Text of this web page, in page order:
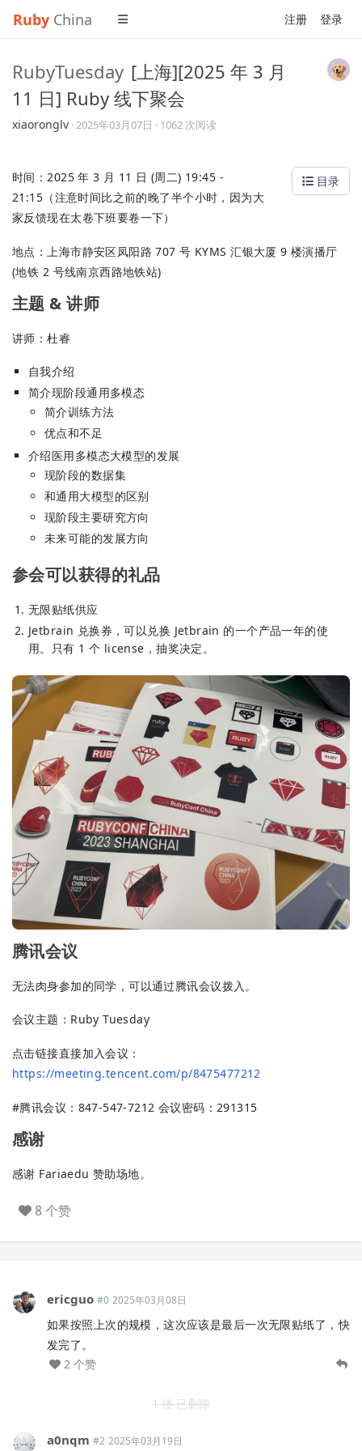
Ruby China 注册 登录
RubyTuesday [上海][2025 年 3 月
11 日] Ruby 线下聚会
xiaoronglv ·2025年03月07日 · 1062 次阅读
目录
时间：2025 年 3 月 11 日 (周二) 19:45 -
21:15（注意时间比之前的晚了半个小时，因为大
家反馈现在太卷下班要卷一下）
地点：上海市静安区凤阳路 707 号 KYMS 汇银大厦 9 楼演播厅
(地铁 2 号线南京西路地铁站)
主题 & 讲师
讲师：杜睿
自我介绍
简介现阶段通用多模态
简介训练方法
优点和不足
介绍医用多模态大模型的发展
现阶段的数据集
和通用大模型的区别
现阶段主要研究方向
未来可能的发展方向
参会可以获得的礼品
无限贴纸供应
Jetbrain 兑换券，可以兑换 Jetbrain 的一个产品一年的使
用。只有 1 个 license，抽奖决定。
腾讯会议
无法肉身参加的同学，可以通过腾讯会议拨入。
会议主题：Ruby Tuesday
点击链接直接加入会议：
https://meeting.tencent.com/p/8475477212
#腾讯会议：847-547-7212 会议密码：291315
感谢
感谢 Fariaedu 赞助场地。
8 个赞
ericguo #0 2025年03月08日
如果按照上次的规模，这次应该是最后一次无限贴纸了，快
发完了。
2 个赞
1 楼 已删除
a0nqm #2 2025年03月19日